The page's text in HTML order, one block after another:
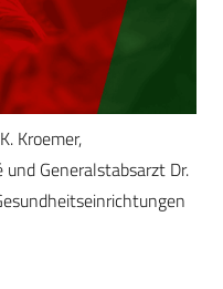
Kroemer,
Generalstabsarzt Dr.